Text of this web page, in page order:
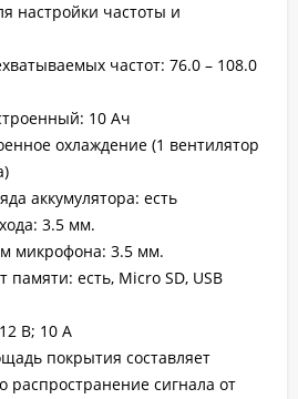
настройки частоты и
частот: 76.0 – 108.0
10 Ач
охлаждение (1 вентилятор
аккумулятора: есть
3.5 мм.
микрофона: 3.5 мм.
памяти: есть, Micro SD, USB
В; 10 А
покрытия составляет
распространение сигнала от